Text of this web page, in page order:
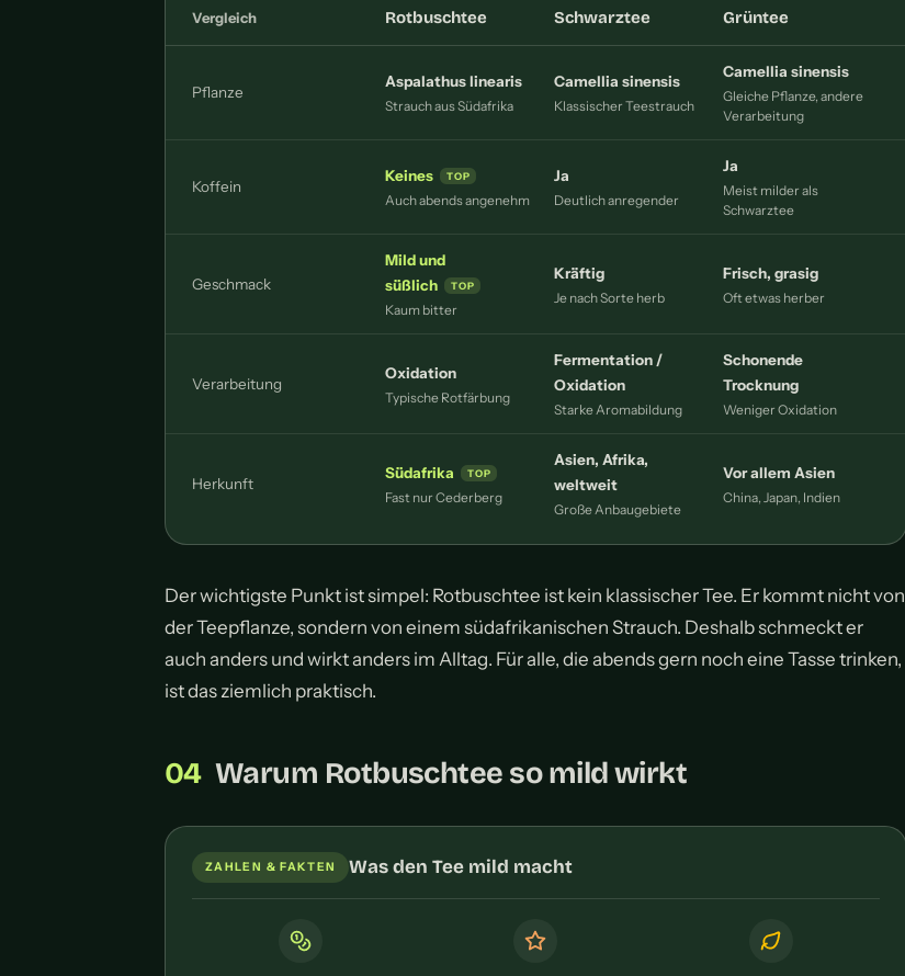
Vergleich Rotbuschtee Schwarztee Grüntee
Pflanze
Aspalathus linearis
Strauch aus Südafrika
Camellia sinensis
Klassischer Teestrauch
Camellia sinensis
Gleiche Pflanze, andere
Verarbeitung
Koffein
Keines
Auch abends angenehm
Ja
Deutlich anregender
Ja
Meist milder als
Schwarztee
Geschmack
Mild und
süßlich
Kaum bitter
Kräftig
Je nach Sorte herb
Frisch, grasig
Oft etwas herber
Verarbeitung
Oxidation
Typische Rotfärbung
Fermentation /
Oxidation
Starke Aromabildung
Schonende
Trocknung
Weniger Oxidation
Herkunft
Südafrika
Fast nur Cederberg
Asien, Afrika,
weltweit
Große Anbaugebiete
Vor allem Asien
China, Japan, Indien
Der wichtigste Punkt ist simpel: Rotbuschtee ist kein klassischer Tee. Er kommt nicht von
der Teepflanze, sondern von einem südafrikanischen Strauch. Deshalb schmeckt er
auch anders und wirkt anders im Alltag. Für alle, die abends gern noch eine Tasse trinken,
ist das ziemlich praktisch.
Warum Rotbuschtee so mild wirkt
ZAHLEN & FAKTEN Was den Tee mild macht